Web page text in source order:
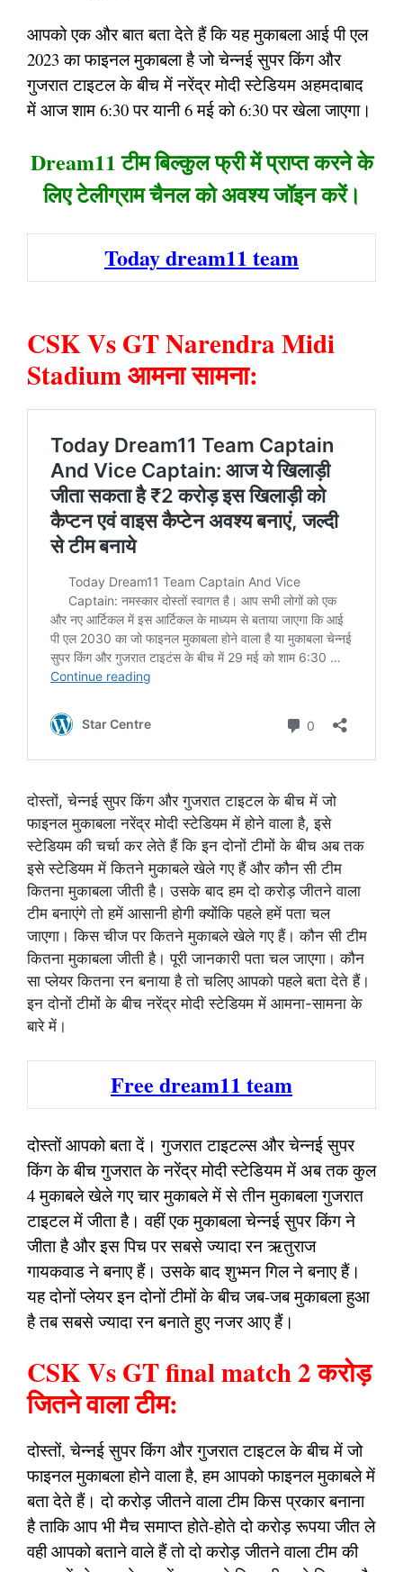
आपको एक और बात बता देते हैं कि यह मुकाबला आई पी एल
2023 का फाइनल मुकाबला है जो चेन्नई सुपर किंग और
गुजरात टाइटल के बीच में नरेंद्र मोदी स्टेडियम अहमदाबाद
में आज शाम 6:30 पर यानी 6 मई को 6:30 पर खेला जाएगा।
Dream11 टीम बिल्कुल फ्री में प्राप्त करने के
लिए टेलीग्राम चैनल को अवश्य जॉइन करें।
Today dream11 team
CSK Vs GT Narendra Midi
Stadium आमना सामना:
दोस्तों, चेन्नई सुपर किंग और गुजरात टाइटल के बीच में जो
फाइनल मुकाबला नरेंद्र मोदी स्टेडियम में होने वाला है, इसे
स्टेडियम की चर्चा कर लेते हैं कि इन दोनों टीमों के बीच अब तक
इसे स्टेडियम में कितने मुकाबले खेले गए हैं और कौन सी टीम
कितना मुकाबला जीती है। उसके बाद हम दो करोड़ जीतने वाला
टीम बनाएंगे तो हमें आसानी होगी क्योंकि पहले हमें पता चल
जाएगा। किस चीज पर कितने मुकाबले खेले गए हैं। कौन सी टीम
कितना मुकाबला जीती है। पूरी जानकारी पता चल जाएगा। कौन
सा प्लेयर कितना रन बनाया है तो चलिए आपको पहले बता देते हैं।
इन दोनों टीमों के बीच नरेंद्र मोदी स्टेडियम में आमना-सामना के
बारे में।
Free dream11 team
दोस्तों आपको बता दें। गुजरात टाइटल्स और चेन्नई सुपर
किंग के बीच गुजरात के नरेंद्र मोदी स्टेडियम में अब तक कुल
4 मुकाबले खेले गए चार मुकाबले में से तीन मुकाबला गुजरात
टाइटल में जीता है। वहीं एक मुकाबला चेन्नई सुपर किंग ने
जीता है और इस पिच पर सबसे ज्यादा रन ऋतुराज
गायकवाड ने बनाए हैं। उसके बाद शुभ्मन गिल ने बनाए हैं।
यह दोनों प्लेयर इन दोनों टीमों के बीच जब-जब मुकाबला हुआ
है तब सबसे ज्यादा रन बनाते हुए नजर आए हैं।
CSK Vs GT final match 2 करोड़
जितने वाला टीम:
दोस्तों, चेन्नई सुपर किंग और गुजरात टाइटल के बीच में जो
फाइनल मुकाबला होने वाला है, हम आपको फाइनल मुकाबले में
बता देते हैं। दो करोड़ जीतने वाला टीम किस प्रकार बनाना
है ताकि आप भी मैच समाप्त होते-होते दो करोड़ रूपया जीत ले
वही आपको बताने वाले हैं तो दो करोड़ जीतने वाला टीम की